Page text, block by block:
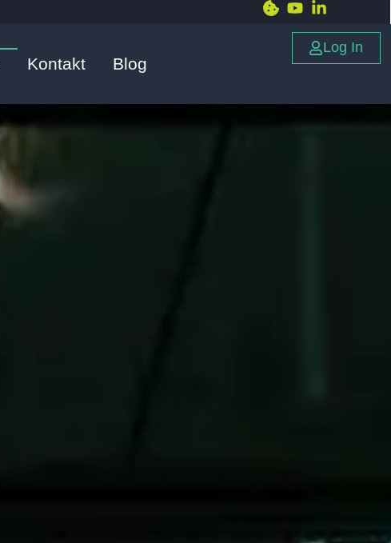
Kontakt Blog
Log In